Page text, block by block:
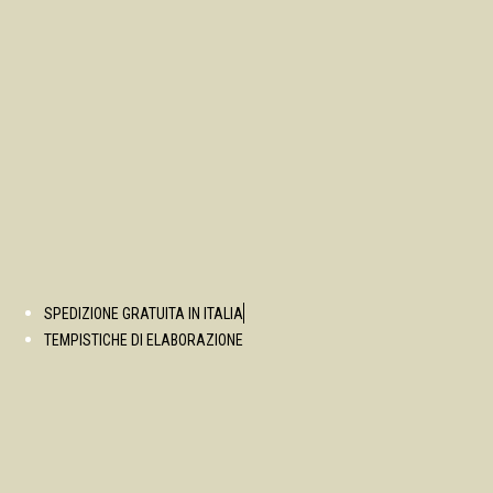
SPEDIZIONE GRATUITA IN ITALIA
TEMPISTICHE DI ELABORAZIONE